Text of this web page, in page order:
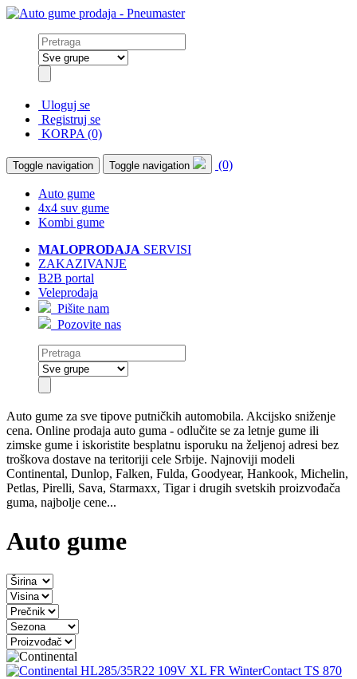
Uloguj se
Registruj se
KORPA (0)
Toggle navigation Toggle navigation (0)
Auto gume
4x4 suv gume
Kombi gume
MALOPRODAJA SERVISI
ZAKAZIVANJE
B2B portal
Veleprodaja
Pišite nam
Pozovite nas
Auto gume za sve tipove putničkih automobila. Akcijsko sniženje
cena. Online prodaja auto guma - odlučite se za letnje gume ili
zimske gume i iskoristite besplatnu isporuku na željenoj adresi bez
troškova dostave na teritoriji cele Srbije. Najnoviji modeli
Continental, Dunlop, Falken, Fulda, Goodyear, Hankook, Michelin,
Petlas, Pirelli, Sava, Starmaxx, Tigar i drugih svetskih proizvođača
guma, najbolje cene...
Auto gume